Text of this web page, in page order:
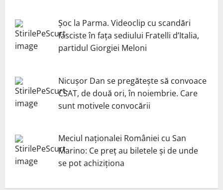
Șoc la Parma. Videoclip cu scandări
fasciste în fața sediului Fratelli d’Italia,
partidul Giorgiei Meloni
Nicuşor Dan se pregăteşte să convoace
CSAT, de două ori, în noiembrie. Care
sunt motivele convocării
Meciul naționalei României cu San
Marino: Ce preț au biletele și de unde
se pot achiziționa